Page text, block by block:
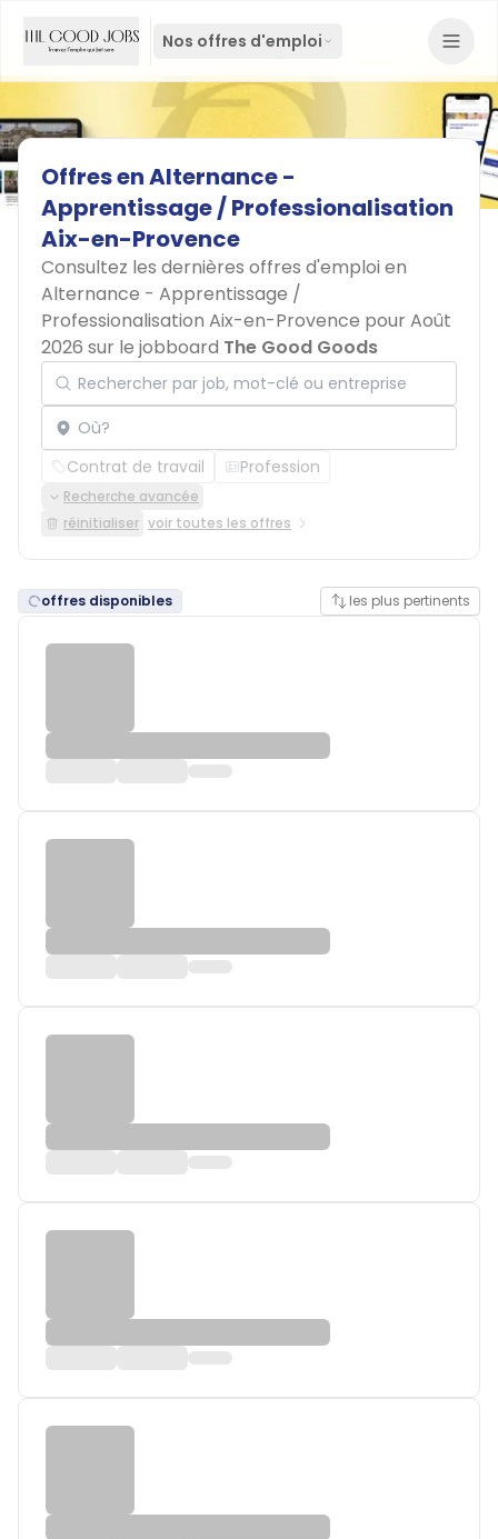
Nos offres d'emploi
OffresenAlternance-
Apprentissage/Professionalisation
Aix-en-Provence
Consultez les dernières offres d'emploi en
Alternance - Apprentissage /
Professionalisation Aix-en-Provence pour Août
2026 sur le jobboard The Good Goods
Rechercher par job, mot-clé ou entreprise
Localisation
Contrat de travail Profession
Recherche avancée
réinitialiser voir toutes les offres
offres disponibles les plus pertinents